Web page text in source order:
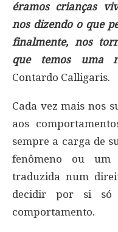
éramos crianças
nos dizendo o que
finalmente, nos
que temos uma
Contardo Calligaris.
Cada vez mais nos
aos
sempre a carga de
fenômeno ou um
traduzida num
decidir por si só
comportamento.